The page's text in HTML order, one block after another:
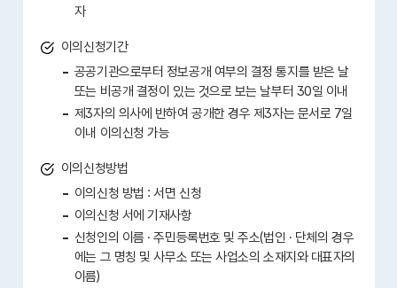
자
이의신청기간
공공기관으로부터 정보공개 여부의 결정 통지를 받은 날
또는 비공개 결정이 있는 것으로 보는 날부터 30일 이내
제3자의 의사에 반하여 공개한 경우 제3자는 문서로 7일
이내 이의신청 가능
이의신청방법
이의신청 방법 : 서면 신청
이의신청 서에 기재사항
신청인의 이름 · 주민등록번호 및 주소(법인 · 단체의 경우
에는 그 명칭 및 사무소 또는 사업소의 소재지와 대표자의
이름)